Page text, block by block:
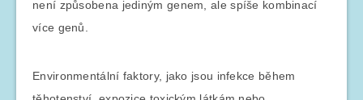
není způsobena jediným genem, ale spíše kombinací
více genů.
Environmentální faktory, jako jsou infekce během